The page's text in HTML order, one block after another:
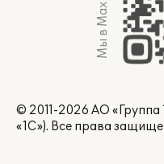
Мы в Max
© 2011-2026 АО
«1С»). Все права